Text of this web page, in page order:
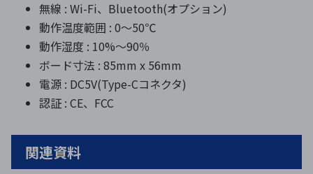
無線 : Wi-Fi、Bluetooth(オプション)
動作温度範囲 : 0～50℃
動作湿度 : 10%～90％
ボード寸法 : 85mm x 56mm
電源 : DC5V(Type-Cコネクタ)
認証 : CE、FCC
関連資料